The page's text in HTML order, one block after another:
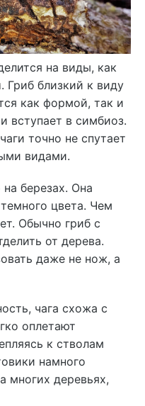
на виды, как
. Гриб близкий к виду
как формой, так и
вступает в симбиоз.
точно не спутает
видами.
березах. Она
цвета. Чем
Обычно гриб с
от дерева.
даже не нож, а
чага схожа с
оплетают
к стволам
намного
многих деревьях,